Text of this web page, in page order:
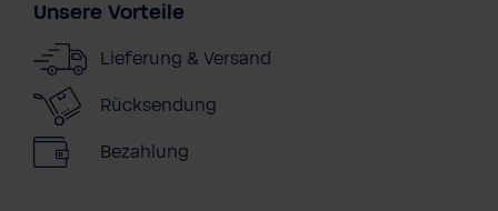
Unsere Vorteile
Lieferung & Versand
Rücksendung
Bezahlung